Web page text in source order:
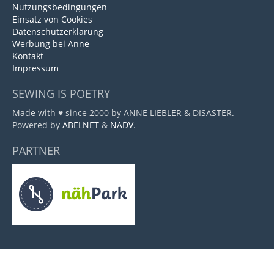
Nutzungsbedingungen
Einsatz von Cookies
Datenschutzerklärung
Werbung bei Anne
Kontakt
Impressum
SEWING IS POETRY
Made with ♥ since 2000 by ANNE LIEBLER & DISASTER.
Powered by ABELNET & NADV.
PARTNER